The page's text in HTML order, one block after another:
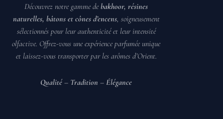
Découvrez notre gamme debakhoor, résines
naturelles, bâtons et cônes d’encens, soigneusement
sélectionnés pour leur authenticité et leur intensité
olfactive. Offrez-vous une expérience parfumée unique
et laissez-vous transporter par les arômes d’Orient.
Qualité – Tradition – Élégance